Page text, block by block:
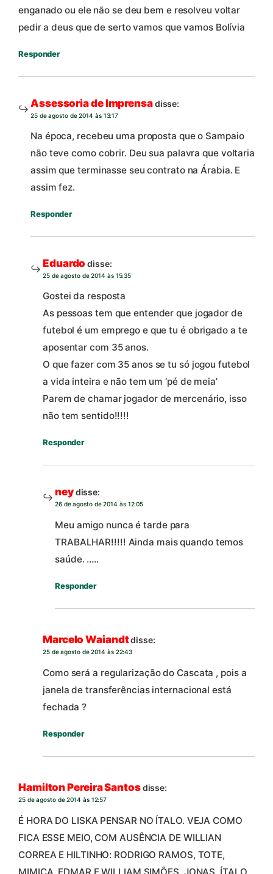
enganado ou ele não se deu bem e resolveu voltar
pedir a deus que de serto vamos que vamos Bolívia
Responder
Assessoria de Imprensadisse:
25 de agosto de 2014 às 13:17
Na época, recebeu uma proposta que o Sampaio
não teve como cobrir. Deu sua palavra que voltaria
assim que terminasse seu contrato na Árabia. E
assim fez.
Responder
Eduardo disse:
25 de agosto de 2014 às 15:35
Gostei da resposta
As pessoas tem que entender que jogador de
futebol é um emprego e que tu é obrigado a te
aposentar com 35 anos.
O que fazer com 35 anos se tu só jogou futebol
a vida inteira e não tem um ‘pé de meia’
Parem de chamar jogador de mercenário, isso
não tem sentido!!!!!
Responder
neydisse:
26 de agosto de 2014 às 12:05
Meu amigo nunca é tarde para
TRABALHAR!!!!! Ainda mais quando temos
saúde. …..
Responder
Marcelo Waiandtdisse:
25 de agosto de 2014 às 22:43
Como será a regularização do Cascata , pois a
janela de transferências internacional está
fechada ?
Responder
Hamilton Pereira Santosdisse:
25 de agosto de 2014 às 12:57
É HORA DO LISKA PENSAR NO ÍTALO. VEJA COMO
FICA ESSE MEIO, COM AUSÊNCIA DE WILLIAN
CORREA E HILTINHO: RODRIGO RAMOS, TOTE,
MIMICA, EDMAR E WILLIAM SIMÕES, JONAS, ÍTALO,